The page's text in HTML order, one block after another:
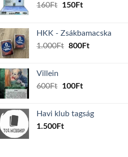
160Ft
Original
160Ft.
150FtCurrent
150Ft.
HKK - Zsákbamacska
1.000Ft Original
800FtCurrent
Villein
600Ft
Original
600Ft.
100FtCurrent
100Ft.
Havi klub tagság
1.500Ft